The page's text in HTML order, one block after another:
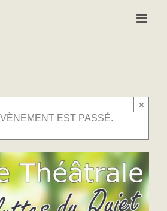
EST PASSÉ.
×